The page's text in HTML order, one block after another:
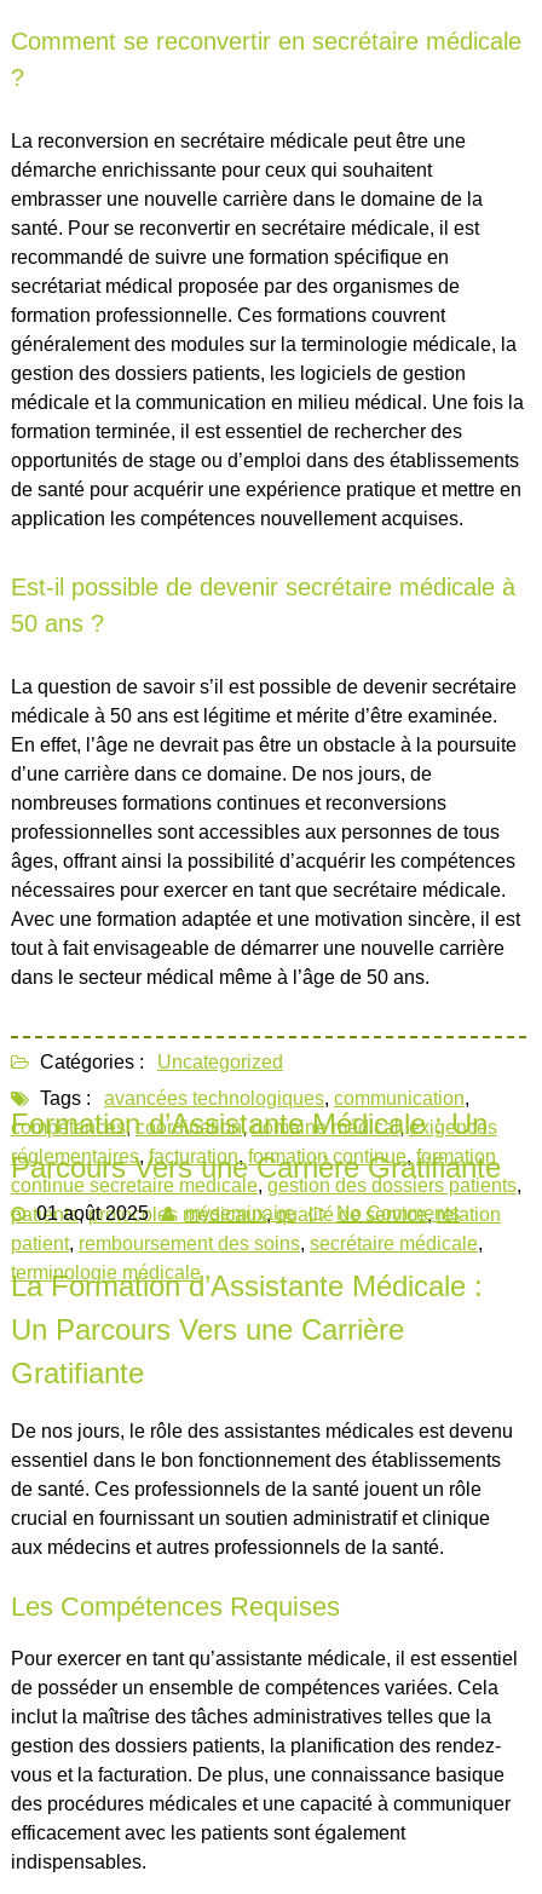
Comment se reconvertir en secrétaire médicale
?
La reconversion en secrétaire médicale peut être une
démarche enrichissante pour ceux qui souhaitent
embrasser une nouvelle carrière dans le domaine de la
santé. Pour se reconvertir en secrétaire médicale, il est
recommandé de suivre une formation spécifique en
secrétariat médical proposée par des organismes de
formation professionnelle. Ces formations couvrent
généralement des modules sur la terminologie médicale, la
gestion des dossiers patients, les logiciels de gestion
médicale et la communication en milieu médical. Une fois la
formation terminée, il est essentiel de rechercher des
opportunités de stage ou d’emploi dans des établissements
de santé pour acquérir une expérience pratique et mettre en
application les compétences nouvellement acquises.
Est-il possible de devenir secrétaire médicale à
50 ans ?
La question de savoir s’il est possible de devenir secrétaire
médicale à 50 ans est légitime et mérite d’être examinée.
En effet, l’âge ne devrait pas être un obstacle à la poursuite
d’une carrière dans ce domaine. De nos jours, de
nombreuses formations continues et reconversions
professionnelles sont accessibles aux personnes de tous
âges, offrant ainsi la possibilité d’acquérir les compétences
nécessaires pour exercer en tant que secrétaire médicale.
Avec une formation adaptée et une motivation sincère, il est
tout à fait envisageable de démarrer une nouvelle carrière
dans le secteur médical même à l’âge de 50 ans.
Catégories :
Uncategorized
Tags :
avancées technologiques, communication,
compétences,coordination,domaine médical,exigences
réglementaires, facturation, formation continue, formation
continue secretaire medicale, gestion des dossiers patients,
patients,protocoles médicaux,qualité de service,relation
patient, remboursement des soins, secrétaire médicale,
terminologie médicale
Formation d’Assistante Médicale : Un
Parcours Vers une Carrière Gratifiante
01 août 2025 myseminaire No Comments
La Formation d’Assistante Médicale :
Un Parcours Vers une Carrière
Gratifiante
De nos jours, le rôle des assistantes médicales est devenu
essentiel dans le bon fonctionnement des établissements
de santé. Ces professionnels de la santé jouent un rôle
crucial en fournissant un soutien administratif et clinique
aux médecins et autres professionnels de la santé.
Les Compétences Requises
Pour exercer en tant qu’assistante médicale, il est essentiel
de posséder un ensemble de compétences variées. Cela
inclut la maîtrise des tâches administratives telles que la
gestion des dossiers patients, la planification des rendez-
vous et la facturation. De plus, une connaissance basique
des procédures médicales et une capacité à communiquer
efficacement avec les patients sont également
indispensables.